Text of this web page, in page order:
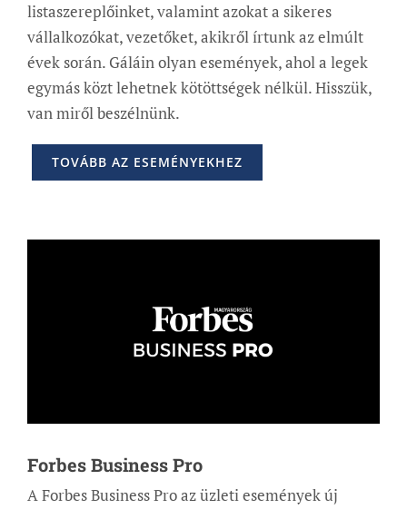
listaszereplőinket, valamint azokat a sikeres
vállalkozókat, vezetőket, akikről írtunk az elmúlt
évek során. Gáláin olyan események, ahol a legek
egymás közt lehetnek kötöttségek nélkül. Hisszük,
van miről beszélnünk.
TOVÁBB AZ ESEMÉNYEKHEZ
Forbes Business Pro
A Forbes Business Pro az üzleti események új